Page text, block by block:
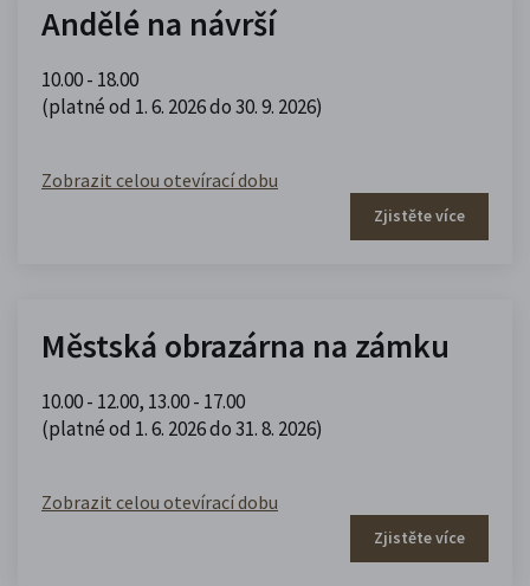
Andělé na návrší
10.00 - 18.00
(platné od 1. 6. 2026 do 30. 9. 2026)
Zobrazit celou otevírací dobu
Zjistěte více
Městská obrazárna na zámku
10.00 - 12.00, 13.00 - 17.00
(platné od 1. 6. 2026 do 31. 8. 2026)
Zobrazit celou otevírací dobu
Zjistěte více